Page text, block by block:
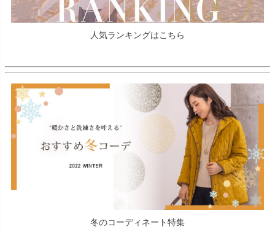
人気ランキングはこちら
冬のコーディネート特集